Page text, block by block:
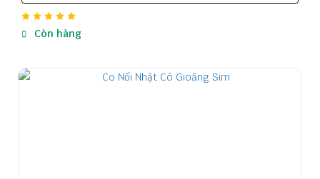
Còn hàng